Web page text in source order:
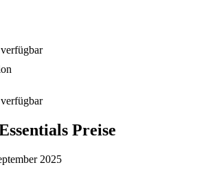
Preise
2025